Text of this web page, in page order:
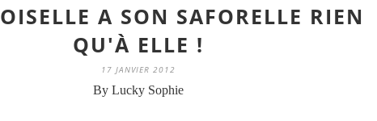
A SON SAFORELLE RIEN
QU'À ELLE !
17 JANVIER 2012
By Lucky Sophie